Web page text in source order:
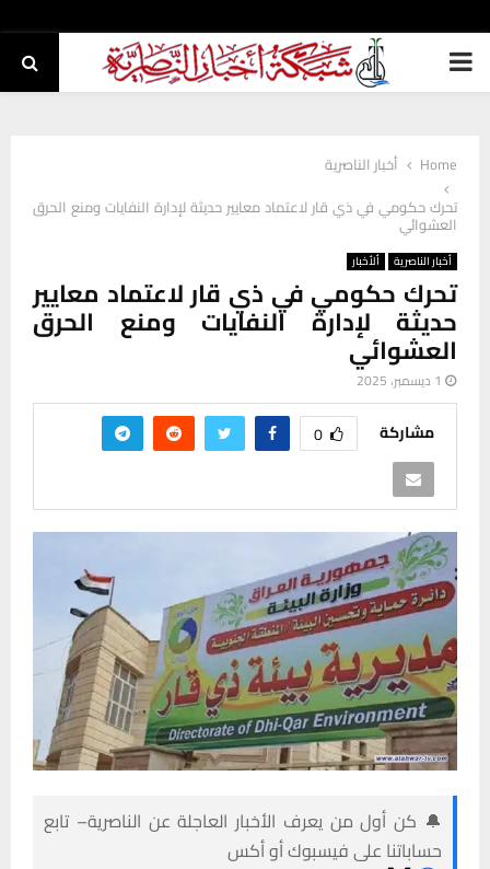
PRIMARY
Home
أخبار الناصرية
تحرك حكومي في ذي قار لاعتماد معايير حديثة لإدارة النفايات ومنع الحرق
العشوائي
أخبار الناصرية ألأخبار
تحرك حكومي في ذي قار لاعتماد معايير
حديثة لإدارة النفايات ومنع الحرق
العشوائي
1 ديسمبر، 2025
مشاركة 0
🔔 كن أول من يعرف الأخبار العاجلة عن الناصرية– تابع
حساباتنا على فيسبوك أو أكس